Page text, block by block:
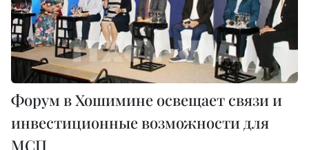
Форум в Хошимине освещает связи и
инвестиционные возможности для
МСП